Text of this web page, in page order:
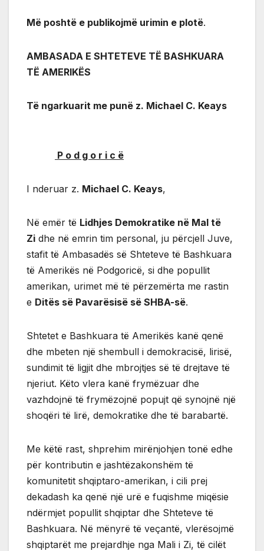
Më poshtë e publikojmë urimin e plotë.
AMBASADA E SHTETEVE TË BASHKUARA
TË AMERIKËS
Të ngarkuarit me punë z. Michael C. Keays
P o d g o r i c ë
I nderuar z. Michael C. Keays,
Në emër të Lidhjes Demokratike në Mal të
Zi dhe në emrin tim personal, ju përcjell Juve,
stafit të Ambasadës së Shteteve të Bashkuara
të Amerikës në Podgoricë, si dhe popullit
amerikan, urimet më të përzemërta me rastin
e Ditës së Pavarësisë së SHBA-së.
Shtetet e Bashkuara të Amerikës kanë qenë
dhe mbeten një shembull i demokracisë, lirisë,
sundimit të ligjit dhe mbrojtjes së të drejtave të
njeriut. Këto vlera kanë frymëzuar dhe
vazhdojnë të frymëzojnë popujt që synojnë një
shoqëri të lirë, demokratike dhe të barabartë.
Me këtë rast, shprehim mirënjohjen tonë edhe
për kontributin e jashtëzakonshëm të
komunitetit shqiptaro-amerikan, i cili prej
dekadash ka qenë një urë e fuqishme miqësie
ndërmjet popullit shqiptar dhe Shteteve të
Bashkuara. Në mënyrë të veçantë, vlerësojmë
shqiptarët me prejardhje nga Mali i Zi, të cilët